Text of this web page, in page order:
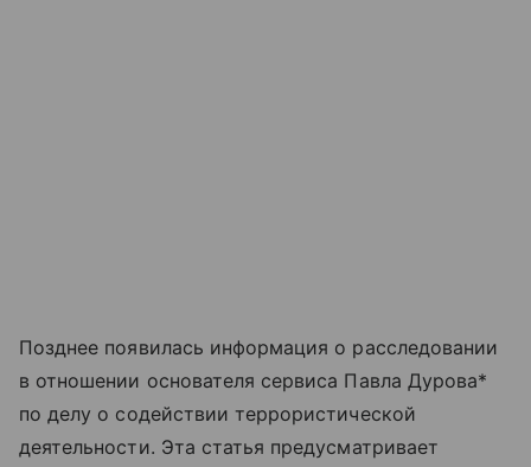
Позднее появилась информация о расследовании
в отношении основателя сервиса Павла Дурова*
по делу о содействии террористической
деятельности. Эта статья предусматривает